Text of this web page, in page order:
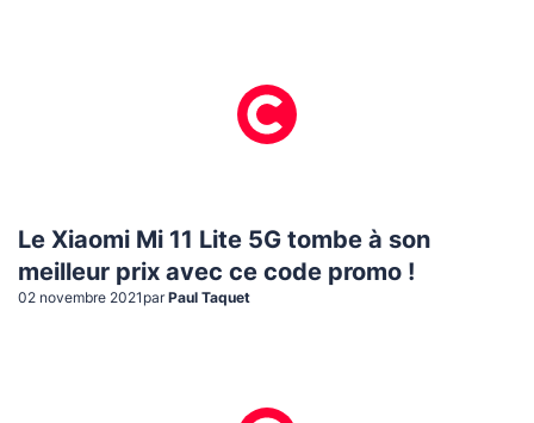
Le Xiaomi Mi 11 Lite 5G tombe à son
meilleur prix avec ce code promo !
02 novembre 2021 par Paul Taquet